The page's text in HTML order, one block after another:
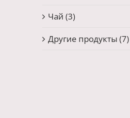
Чай (3)
Другие продукты (7)